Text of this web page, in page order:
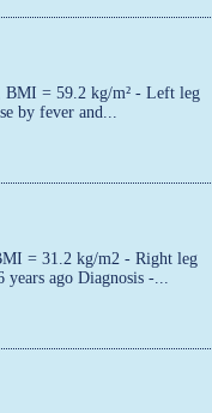
BMI = 59.2 kg/m² - Left leg
by fever and...
= 31.2 kg/m2 - Right leg
ago Diagnosis -...